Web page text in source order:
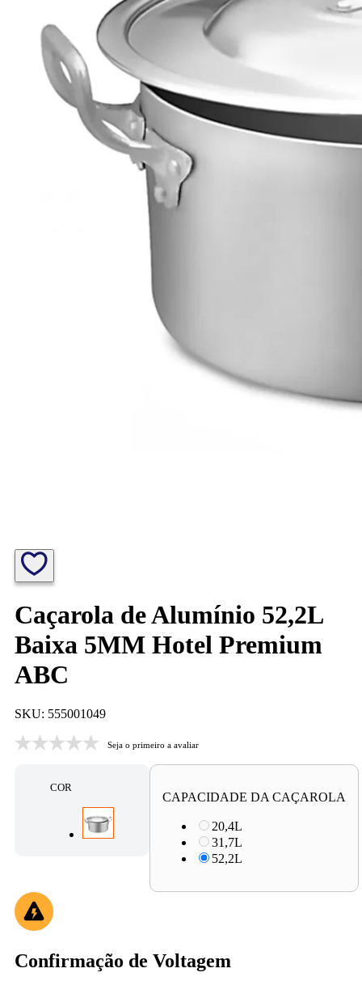
Caçarola de Alumínio 52,2L
Baixa 5MM Hotel Premium
ABC
SKU: 555001049
Seja o primeiro a avaliar
CAPACIDADE DA CAÇAROLA
20,4L
31,7L
52,2L
Confirmação de Voltagem
COR